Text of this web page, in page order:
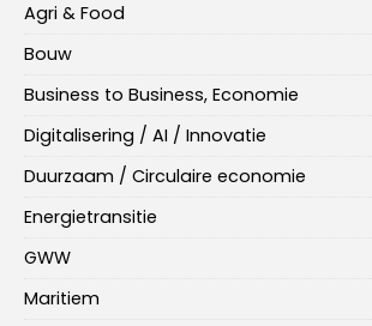
Agri & Food
Bouw
Business to Business, Economie
Digitalisering / AI / Innovatie
Duurzaam / Circulaire economie
Energietransitie
GWW
Maritiem